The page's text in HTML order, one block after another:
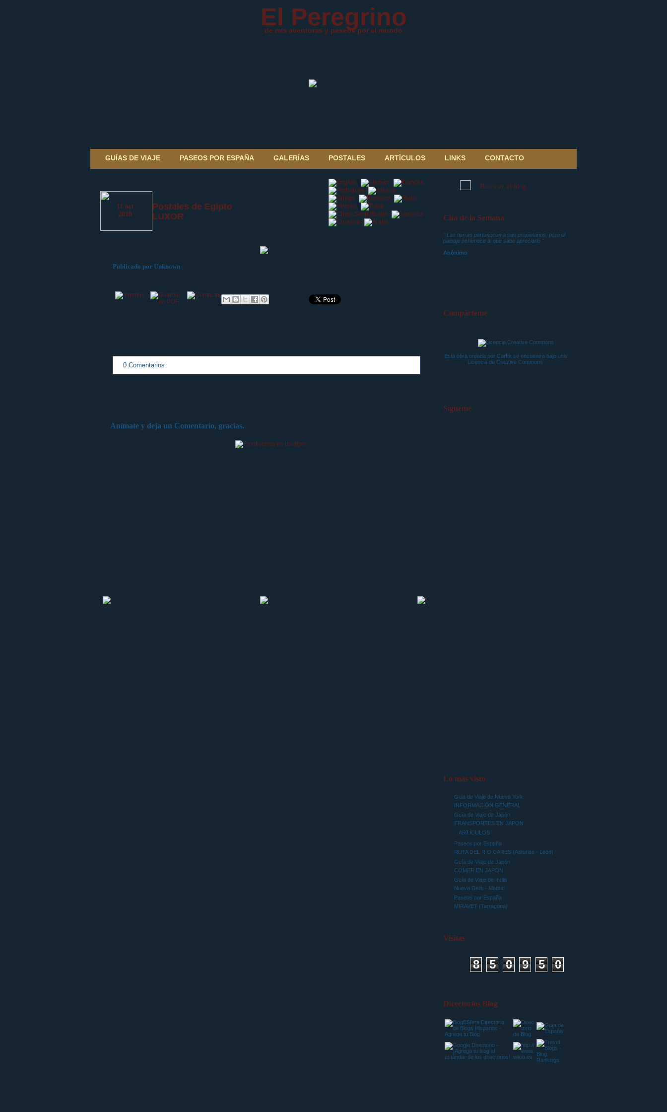
El Peregrino
de mis aventuras y paseos por el mundo
GUÍAS DE VIAJE PASEOS POR ESPAÑA GALERÍAS POSTALES ARTÍCULOS LINKS CONTACTO
Postales de Egipto
LUXOR
11 oct
2010
Publicado por Unknown
0 Comentarios
Anímate y deja un Comentario, gracias.
Cita de la Semana
" Las tierras pertenecen a sus propietarios, pero el
paisaje pertenece al que sabe apreciarlo "
Anónimo
Compárteme
Esta obra creada por Carfot se encuentra bajo una
Licencia de Creative Commons
Sígueme
Lo más visto
Guia de Viaje de Nueva York
INFORMACIÓN GENERAL
Guía de Viaje de Japón
TRANSPORTES EN JAPON
ARTÍCULOS
Paseos por España
RUTA DEL RIO CARES (Asturias - Leon)
Guía de Viaje de Japón
COMER EN JAPON
Guía de Viaje de India
Nueva Delhi - Madrid
Paseos por España
MIRAVET (Tarragona)
Visitas
8 5 0 9 5 0
Directorios Blog